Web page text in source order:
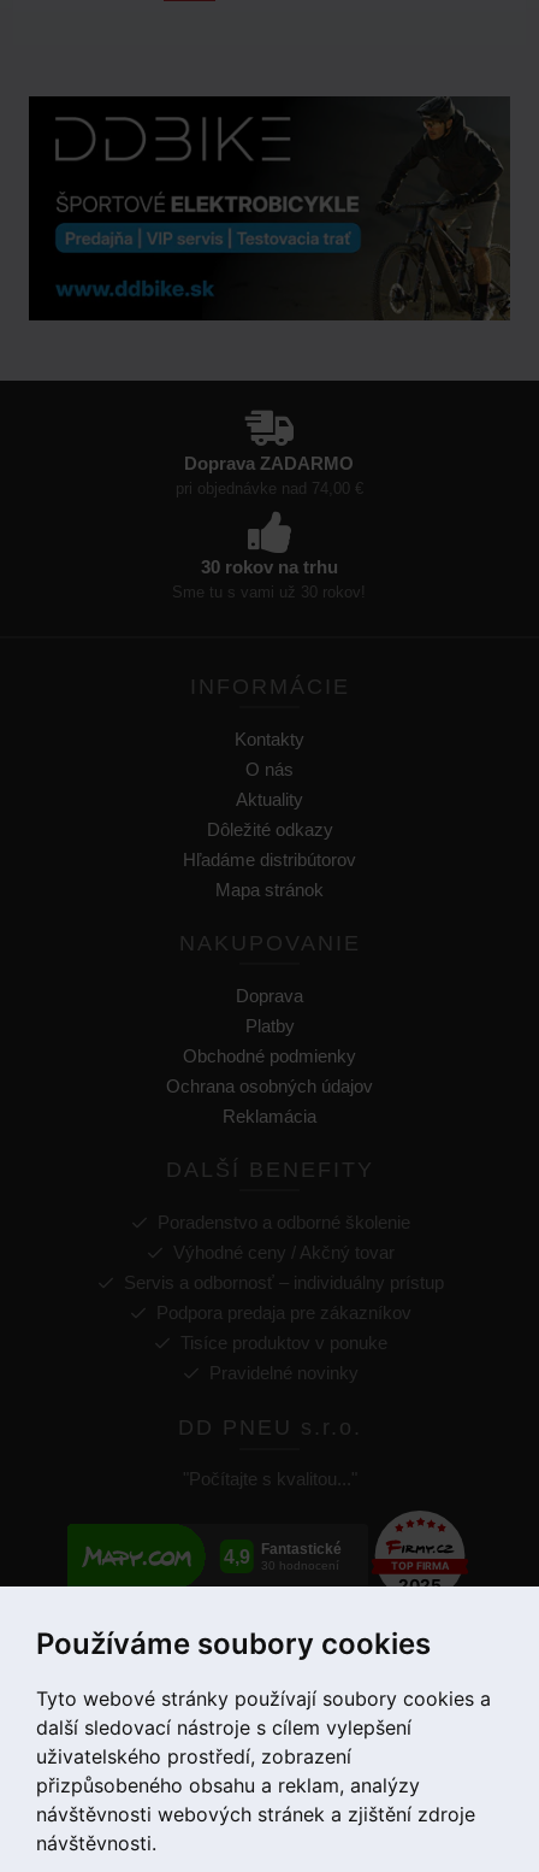
Používáme soubory cookies
Tyto webové stránky používají soubory cookies a
další sledovací nástroje s cílem vylepšení
uživatelského prostředí, zobrazení
přizpůsobeného obsahu a reklam, analýzy
návštěvnosti webových stránek a zjištění zdroje
návštěvnosti.
Doprava ZADARMO
pri objednávke nad 74,00 €
30 rokov na trhu
Sme tu s vami už 30 rokov!
INFORMÁCIE
Kontakty
O nás
Aktuality
Dôležité odkazy
Hľadáme distribútorov
Mapa stránok
NAKUPOVANIE
Doprava
Platby
Obchodné podmienky
Ochrana osobných údajov
Reklamácia
DALŠÍ BENEFITY
Poradenstvo a odborné školenie
Výhodné ceny / Akčný tovar
Servis a odbornosť – individuálny prístup
Podpora predaja pre zákazníkov
Tisíce produktov v ponuke
Pravidelné novinky
DD PNEU s.r.o.
"Počítajte s kvalitou..."
+421 907 780 034